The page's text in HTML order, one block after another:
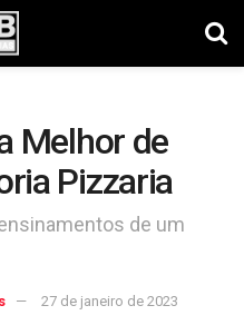
Melhor de
Pizzaria
de um
27 de janeiro de 2023